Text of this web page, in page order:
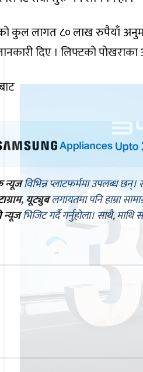
कुल लागत ८० लाख रुपैयाँ
दिए । लिफ्टको पोखराका
न्यूजविभिन्न प्लाटफर्ममा उपलब्ध छन्।
, यूट्युबलगायतमा पनि हाम्रा
न्यूजभिजिट गर्दै गर्नुहोला। साथै, माथि